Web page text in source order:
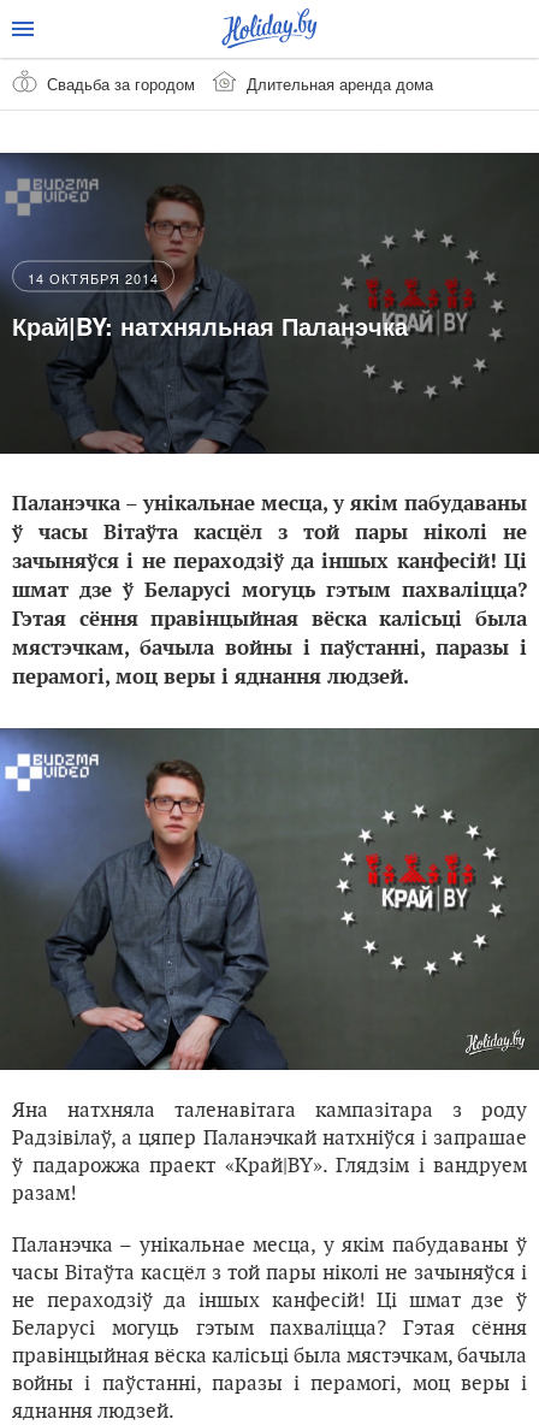
Свадьба за городом Длительная аренда дома
14 ОКТЯБРЯ 2014
Край|BY: натхняльная Паланэчка
Паланэчка – унікальнае месца, у якім пабудаваны
ў часы Вітаўта касцёл з той пары ніколі не
зачыняўся і не пераходзіў да іншых канфесій! Ці
шмат дзе ў Беларусі могуць гэтым пахваліцца?
Гэтая сёння правінцыйная вёска калісьці была
мястэчкам, бачыла войны і паўстанні, паразы і
перамогі, моц веры і яднання людзей.
Яна натхняла таленавітага кампазітара з роду
Радзівілаў, а цяпер Паланэчкай натхніўся і запрашае
ў падарожжа праект «Край|BY». Глядзім і вандруем
разам!
Паланэчка – унікальнае месца, у якім пабудаваны ў
часы Вітаўта касцёл з той пары ніколі не зачыняўся і
не пераходзіў да іншых канфесій! Ці шмат дзе ў
Беларусі могуць гэтым пахваліцца? Гэтая сёння
правінцыйная вёска калісьці была мястэчкам, бачыла
войны і паўстанні, паразы і перамогі, моц веры і
яднання людзей.